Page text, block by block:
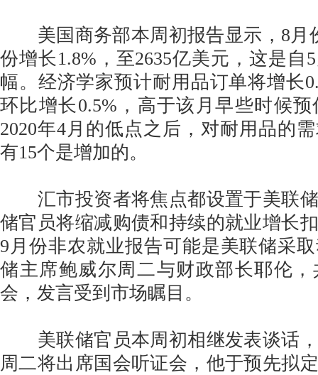
美国商务部本周初报告显示，8月
份增长1.8%，至2635亿美元，这是自
幅。经济学家预计耐用品订单将增长
环比增长0.5%，高于该月早些时候预
2020年4月的低点之后，对耐用品的
有15个是增加的。
汇市投资者将焦点都设置于美联储
储官员将缩减购债和持续的就业增长
9月份非农就业报告可能是美联储采
储主席鲍威尔周二与财政部长耶伦
会，发言受到市场瞩目。
美联储官员本周初相继发表谈话，
周二将出席国会听证会，他于预先拟